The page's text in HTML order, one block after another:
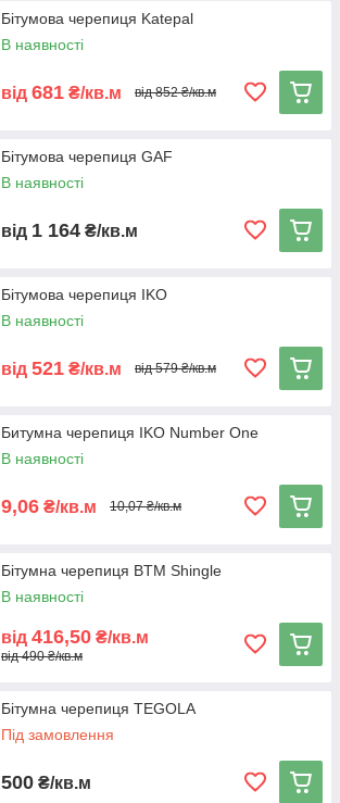
Бітумова черепиця Katepal
В наявності
від 681 ₴/кв.м від 852 ₴/кв.м
Бітумова черепиця GAF
В наявності
від 1 164 ₴/кв.м
Бітумова черепиця IKO
В наявності
від 521 ₴/кв.м від 579 ₴/кв.м
Битумна черепиця IKO Number One
В наявності
9,06 ₴/кв.м 10,07 ₴/кв.м
Бітумна черепиця BTM Shingle
В наявності
від 416,50 ₴/кв.м
від 490 ₴/кв.м
Бітумна черепиця TEGOLA
Під замовлення
500 ₴/кв.м